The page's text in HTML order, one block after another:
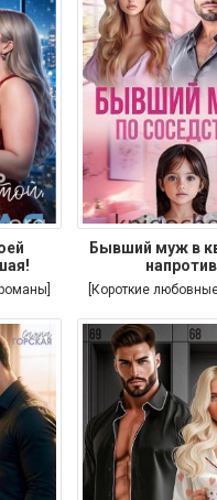
Бывший муж в
напротив
[Короткие